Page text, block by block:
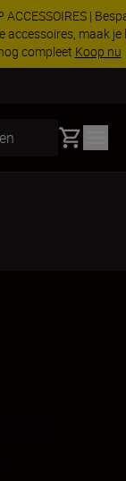
15% op
vandaag
Basket